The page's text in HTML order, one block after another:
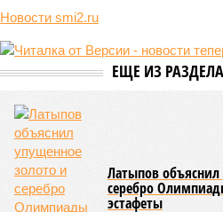
Новости smi2.ru
ЕЩЕ ИЗ
Латыпов
серебро
эстафеты